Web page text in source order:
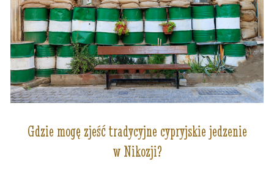
Gdzie mogę zjeść tradycyjne cypryjskie jedzenie
w Nikozji?